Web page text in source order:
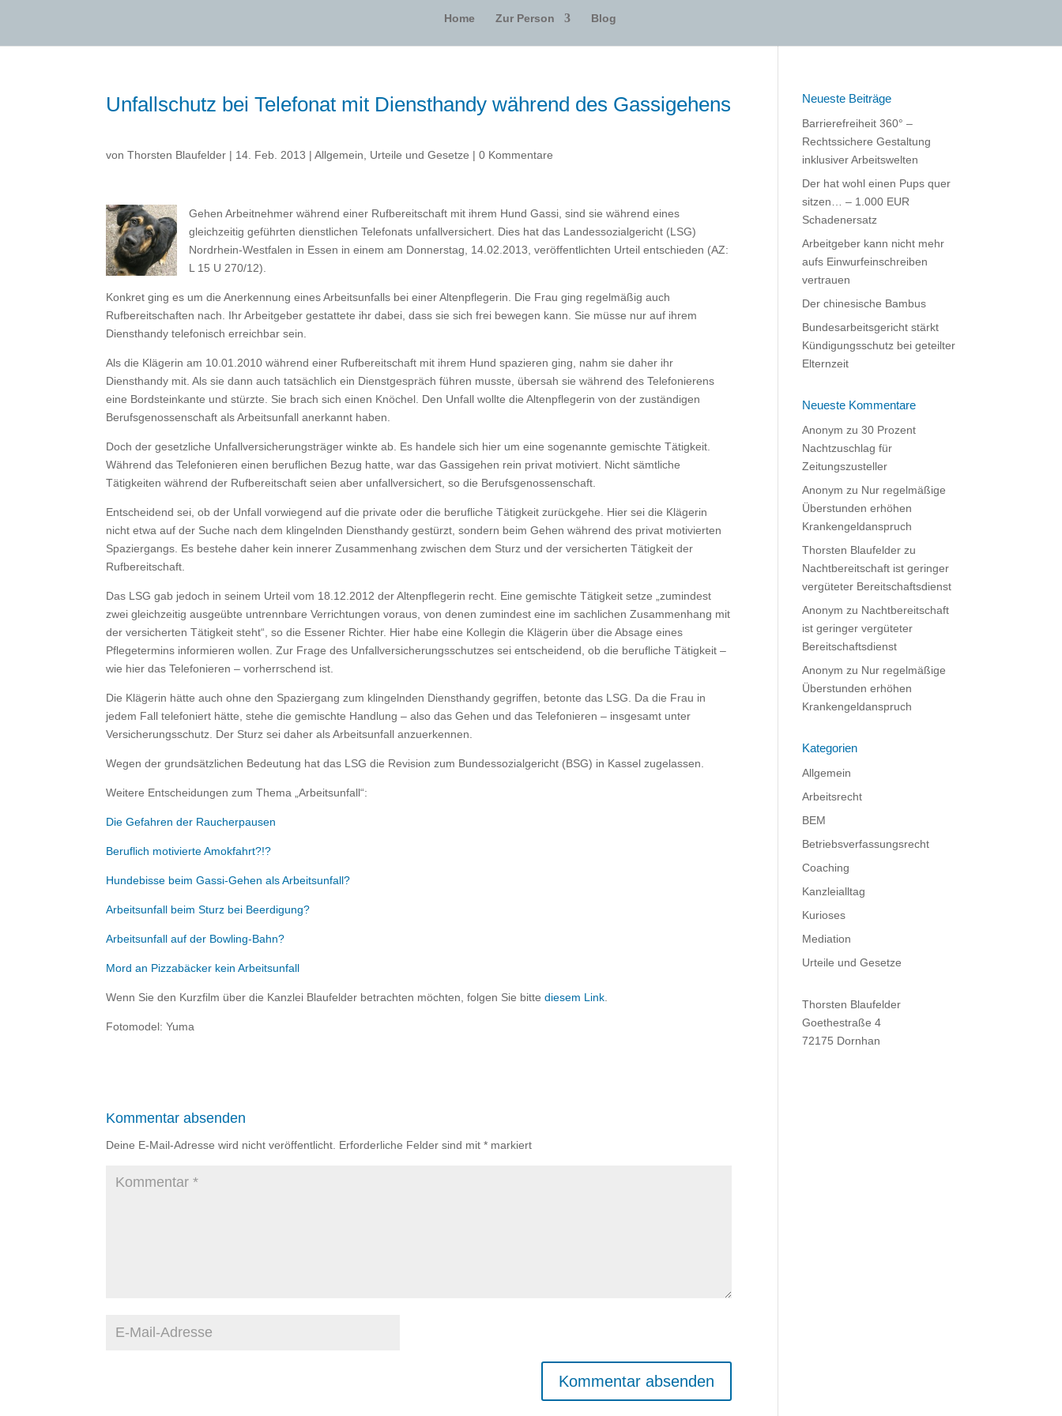
Home Zur Person Blog
Unfallschutz bei Telefonat mit Diensthandy während des Gassigehens
vonThorsten Blaufelder | 14. Feb. 2013 |Allgemein Urteile und Gesetze |0 Kommentare
Gehen Arbeitnehmer während einer Rufbereitschaft mit ihrem Hund Gassi, sind sie während eines
gleichzeitig geführten dienstlichen Telefonats unfallversichert. Dies hat das Landessozialgericht (LSG)
Nordrhein-Westfalen in Essen in einem am Donnerstag, 14.02.2013, veröffentlichten Urteil entschieden (AZ:
L 15 U 270/12).
Konkret ging es um die Anerkennung eines Arbeitsunfalls bei einer Altenpflegerin. Die Frau ging regelmäßig auch
Rufbereitschaften nach. Ihr Arbeitgeber gestattete ihr dabei, dass sie sich frei bewegen kann. Sie müsse nur auf ihrem
Diensthandy telefonisch erreichbar sein.
Als die Klägerin am 10.01.2010 während einer Rufbereitschaft mit ihrem Hund spazieren ging, nahm sie daher ihr
Diensthandy mit. Als sie dann auch tatsächlich ein Dienstgespräch führen musste, übersah sie während des Telefonierens
eine Bordsteinkante und stürzte. Sie brach sich einen Knöchel. Den Unfall wollte die Altenpflegerin von der zuständigen
Berufsgenossenschaft als Arbeitsunfall anerkannt haben.
Doch der gesetzliche Unfallversicherungsträger winkte ab. Es handele sich hier um eine sogenannte gemischte Tätigkeit.
Während das Telefonieren einen beruflichen Bezug hatte, war das Gassigehen rein privat motiviert. Nicht sämtliche
Tätigkeiten während der Rufbereitschaft seien aber unfallversichert, so die Berufsgenossenschaft.
Entscheidend sei, ob der Unfall vorwiegend auf die private oder die berufliche Tätigkeit zurückgehe. Hier sei die Klägerin
nicht etwa auf der Suche nach dem klingelnden Diensthandy gestürzt, sondern beim Gehen während des privat motivierten
Spaziergangs. Es bestehe daher kein innerer Zusammenhang zwischen dem Sturz und der versicherten Tätigkeit der
Rufbereitschaft.
Das LSG gab jedoch in seinem Urteil vom 18.12.2012 der Altenpflegerin recht. Eine gemischte Tätigkeit setze „zumindest
zwei gleichzeitig ausgeübte untrennbare Verrichtungen voraus, von denen zumindest eine im sachlichen Zusammenhang mit
der versicherten Tätigkeit steht“, so die Essener Richter. Hier habe eine Kollegin die Klägerin über die Absage eines
Pflegetermins informieren wollen. Zur Frage des Unfallversicherungsschutzes sei entscheidend, ob die berufliche Tätigkeit –
wie hier das Telefonieren – vorherrschend ist.
Die Klägerin hätte auch ohne den Spaziergang zum klingelnden Diensthandy gegriffen, betonte das LSG. Da die Frau in
jedem Fall telefoniert hätte, stehe die gemischte Handlung – also das Gehen und das Telefonieren – insgesamt unter
Versicherungsschutz. Der Sturz sei daher als Arbeitsunfall anzuerkennen.
Wegen der grundsätzlichen Bedeutung hat das LSG die Revision zum Bundessozialgericht (BSG) in Kassel zugelassen.
Weitere Entscheidungen zum Thema „Arbeitsunfall“:
Die Gefahren der Raucherpausen
Beruflich motivierte Amokfahrt?!?
Hundebisse beim Gassi-Gehen als Arbeitsunfall?
Arbeitsunfall beim Sturz bei Beerdigung?
Arbeitsunfall auf der Bowling-Bahn?
Mord an Pizzabäcker kein Arbeitsunfall
Wenn Sie den Kurzfilm über die Kanzlei Blaufelder betrachten möchten, folgen Sie bittediesem Link
Fotomodel: Yuma
Kommentar absenden
Deine E-Mail-Adresse wird nicht veröffentlicht. Erforderliche Felder sind mit* markiert
Neueste Beiträge
Barrierefreiheit 360° –
Rechtssichere Gestaltung
inklusiver Arbeitswelten
Der hat wohl einen Pups quer
sitzen… – 1.000 EUR
Schadenersatz
Arbeitgeber kann nicht mehr
aufs Einwurfeinschreiben
vertrauen
Der chinesische Bambus
Bundesarbeitsgericht stärkt
Kündigungsschutz bei geteilter
Elternzeit
Neueste Kommentare
Anonym zu30 Prozent
Nachtzuschlag für
Zeitungszusteller
Anonym zu Nur regelmäßige
Überstunden erhöhen
Krankengeldanspruch
Thorsten Blaufelder zu
Nachtbereitschaft ist geringer
vergüteter Bereitschaftsdienst
Anonym zu Nachtbereitschaft
ist geringer vergüteter
Bereitschaftsdienst
Anonym zu Nur regelmäßige
Überstunden erhöhen
Krankengeldanspruch
Kategorien
Allgemein
Arbeitsrecht
BEM
Betriebsverfassungsrecht
Coaching
Kanzleialltag
Kurioses
Mediation
Urteile und Gesetze
Thorsten Blaufelder
Goethestraße 4
72175 Dornhan